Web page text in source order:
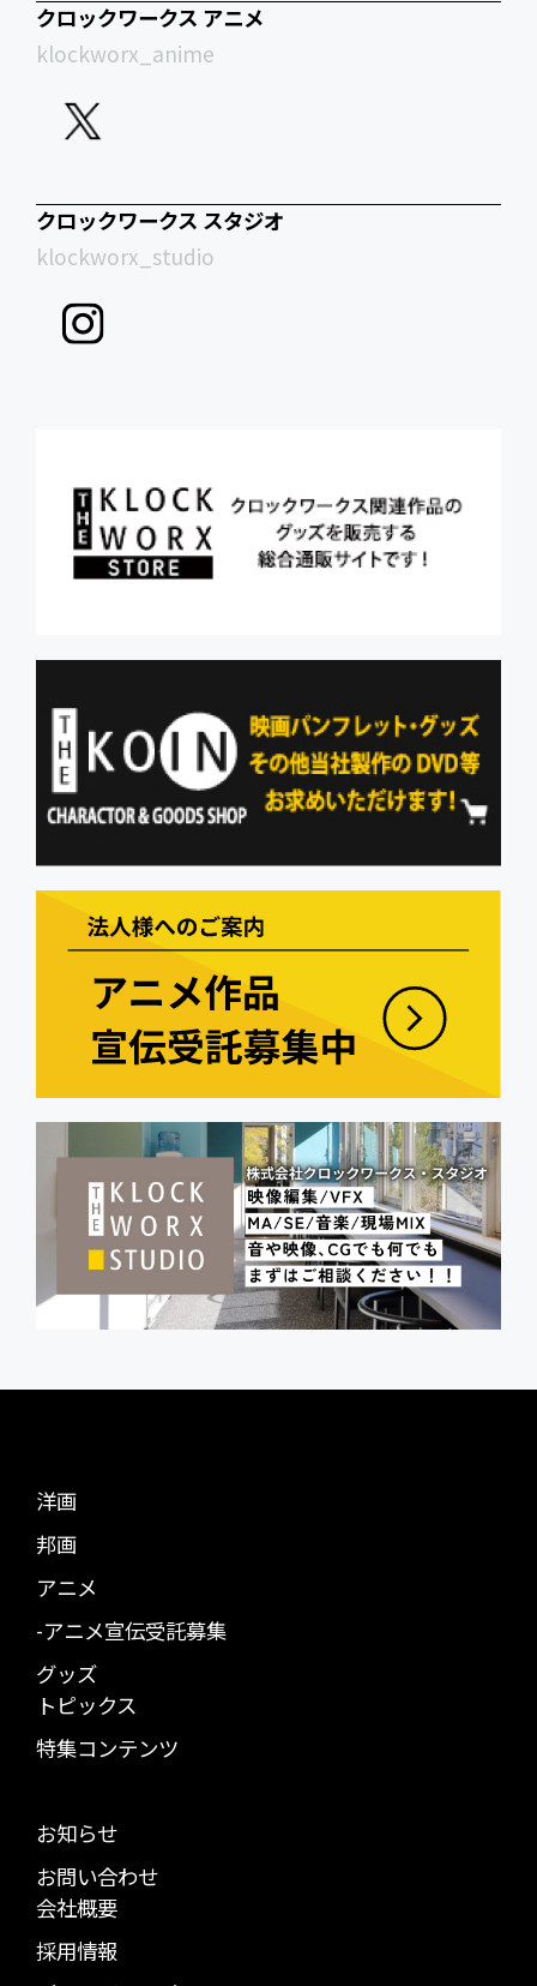
クロックワークス アニメ
klockworx_anime
クロックワークス スタジオ
klockworx_studio
洋画
邦画
アニメ
-アニメ宣伝受託募集
グッズ
トピックス
特集コンテンツ
お知らせ
お問い合わせ
会社概要
採用情報